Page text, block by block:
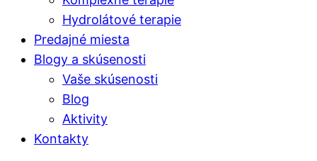
Hydrolátové terapie
Predajné miesta
Blogy a skúsenosti
Vaše skúsenosti
Blog
Aktivity
Kontakty